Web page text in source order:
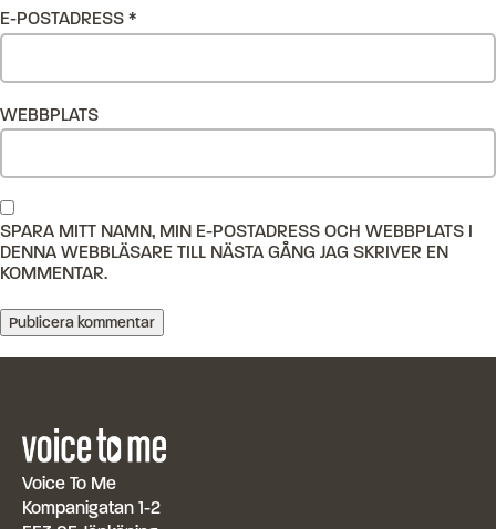
E-POSTADRESS *
WEBBPLATS
SPARA MITT NAMN, MIN E-POSTADRESS OCH WEBBPLATS I
DENNA WEBBLÄSARE TILL NÄSTA GÅNG JAG SKRIVER EN
KOMMENTAR.
Voice To Me
Kompanigatan 1-2